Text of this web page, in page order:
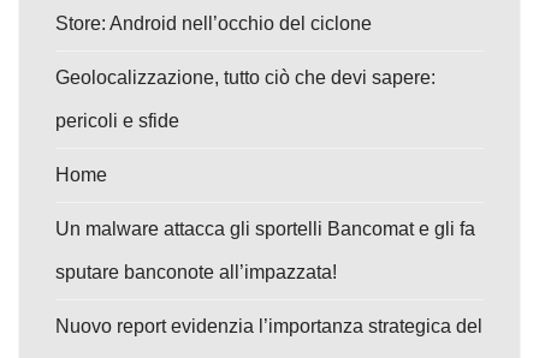
Store: Android nell’occhio del ciclone
Geolocalizzazione, tutto ciò che devi sapere:
pericoli e sfide
Home
Un malware attacca gli sportelli Bancomat e gli fa
sputare banconote all’impazzata!
Nuovo report evidenzia l’importanza strategica del